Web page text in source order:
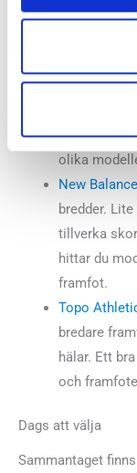
rak. Och
läst och mer
höjden och
mer
olika
New Balance
bredder.
tillverka
hittar du
framfot.
Topo
bredare
hälar. Ett
och
Dags att välja
Sammantaget